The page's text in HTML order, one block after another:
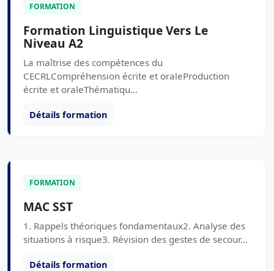
FORMATION
Formation Linguistique Vers Le
Niveau A2
La maîtrise des compétences du
CECRLCompréhension écrite et oraleProduction
écrite et oraleThématiqu...
Détails formation
FORMATION
MAC SST
1. Rappels théoriques fondamentaux2. Analyse des
situations à risque3. Révision des gestes de secour...
Détails formation